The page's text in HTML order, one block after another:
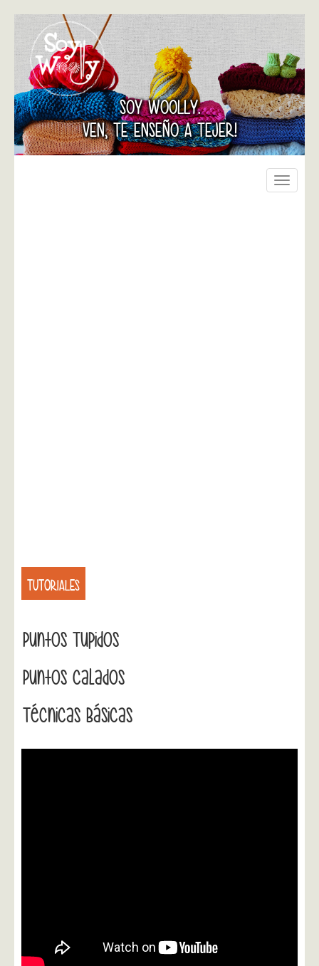
SOY WOOLLY.
VEN, TE ENSEÑO A TEJER!
Toggle
TUTORIALES
Puntos Tupidos
Puntos Calados
Técnicas Básicas